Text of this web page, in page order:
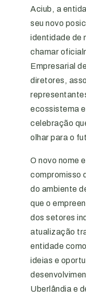
Aciub, a
seu novo
identidade de
chamar
Empresarial
diretores,
ecossistema
celebração
olhar para o
O novo nome
compromisso
do ambiente
que o
dos setores
atualização
entidade
ideias e
Uberlândia e